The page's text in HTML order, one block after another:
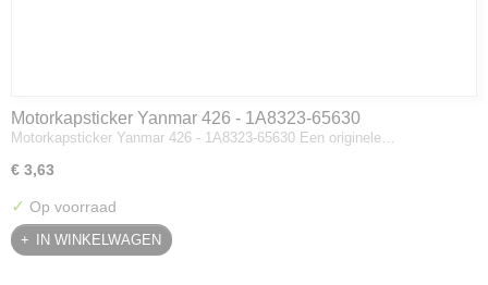
Motorkapsticker Yanmar 426 - 1A8323-65630
Motorkapsticker Yanmar 426 - 1A8323-65630 Een originele…
€ 3,63
✓ Op voorraad
IN WINKELWAGEN